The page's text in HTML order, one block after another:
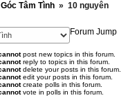
Góc Tâm Tình » 10 nguyên
Forum Jump
post new topics in this forum.
reply to topics in this forum.
delete your posts in this forum.
edit your posts in this forum.
create polls in this forum.
vote in polls in this forum.